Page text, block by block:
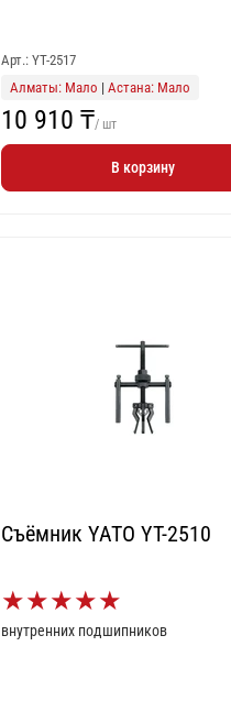
Арт.: YT-2517
Алматы: Мало | Астана: Мало
10 910 ₸/ шт
В корзину
Съёмник YATO YT-2510
★★★★★
внутренних подшипников